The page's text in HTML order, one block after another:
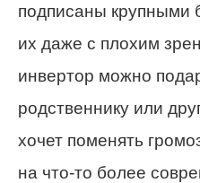
подписаны крупными
их даже с плохим
инвертор можно
родственнику или
хочет поменять
на что-то более